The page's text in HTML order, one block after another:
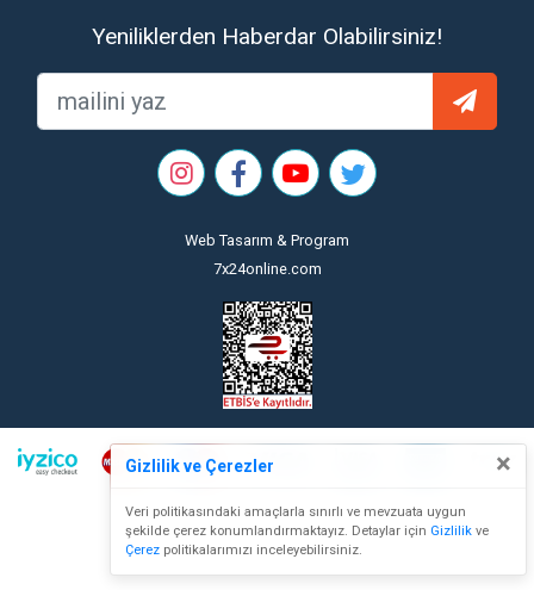
Yeniliklerden Haberdar Olabilirsiniz!
Web Tasarım & Program
7x24online.com
Gizlilik ve Çerezler ×
Veri politikasındaki amaçlarla sınırlı ve mevzuata uygun
şekilde çerez konumlandırmaktayız. Detaylar için Gizlilik ve
Çerez politikalarımızı inceleyebilirsiniz.